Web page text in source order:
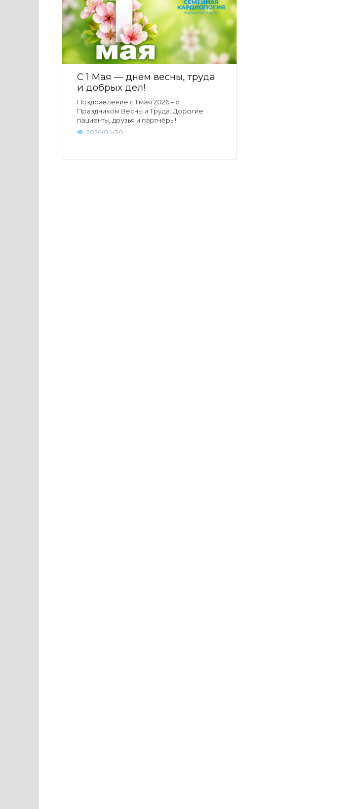
С 1 Мая — днём весны, труда
и добрых дел!
Поздравление с 1 мая 2026 – с
Праздником Весны и Труда. Дорогие
пациенты, друзья и партнёры!
2026-04-30